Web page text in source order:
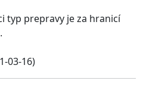
typ prepravy je za hranicí
03-16)